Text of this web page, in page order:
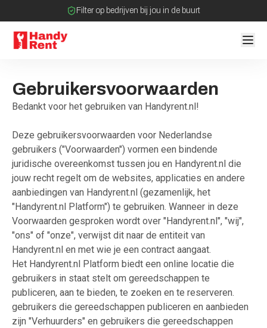
Filter op bedrijven bij jou in de buurt
Geen tussenpartijen bij verhuurovereenkomst
Gebruikersvoorwaarden
Bedankt voor het gebruiken van Handyrent.nl!
Deze gebruikersvoorwaarden voor Nederlandse
gebruikers ("Voorwaarden") vormen een bindende
juridische overeenkomst tussen jou en Handyrent.nl die
jouw recht regelt om de websites, applicaties en andere
aanbiedingen van Handyrent.nl (gezamenlijk, het
"Handyrent.nl Platform") te gebruiken. Wanneer in deze
Voorwaarden gesproken wordt over "Handyrent.nl", "wij",
"ons" of "onze", verwijst dit naar de entiteit van
Handyrent.nl en met wie je een contract aangaat.
Het Handyrent.nl Platform biedt een online locatie die
gebruikers in staat stelt om gereedschappen te
publiceren, aan te bieden, te zoeken en te reserveren.
gebruikers die gereedschappen publiceren en aanbieden
zijn "Verhuurders" en gebruikers die gereedschappen